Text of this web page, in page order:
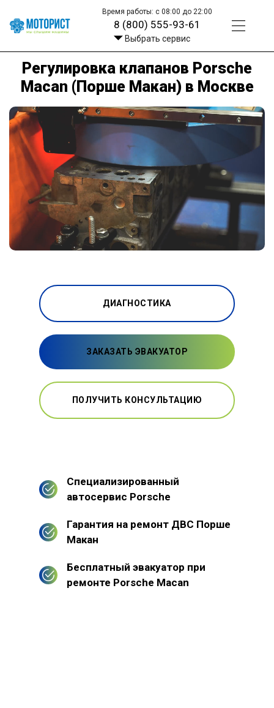
Время работы: с 08:00 до 22:00
8 (800) 555-93-61
Выбрать сервис
Регулировка клапанов Porsche
Macan (Порше Макан) в Москве
ДИАГНОСТИКА
ЗАКАЗАТЬ ЭВАКУАТОР
ПОЛУЧИТЬ КОНСУЛЬТАЦИЮ
Специализированный
автосервис Porsche
Гарантия на ремонт ДВС Порше
Макан
Бесплатный эвакуатор при
ремонте Porsche Macan